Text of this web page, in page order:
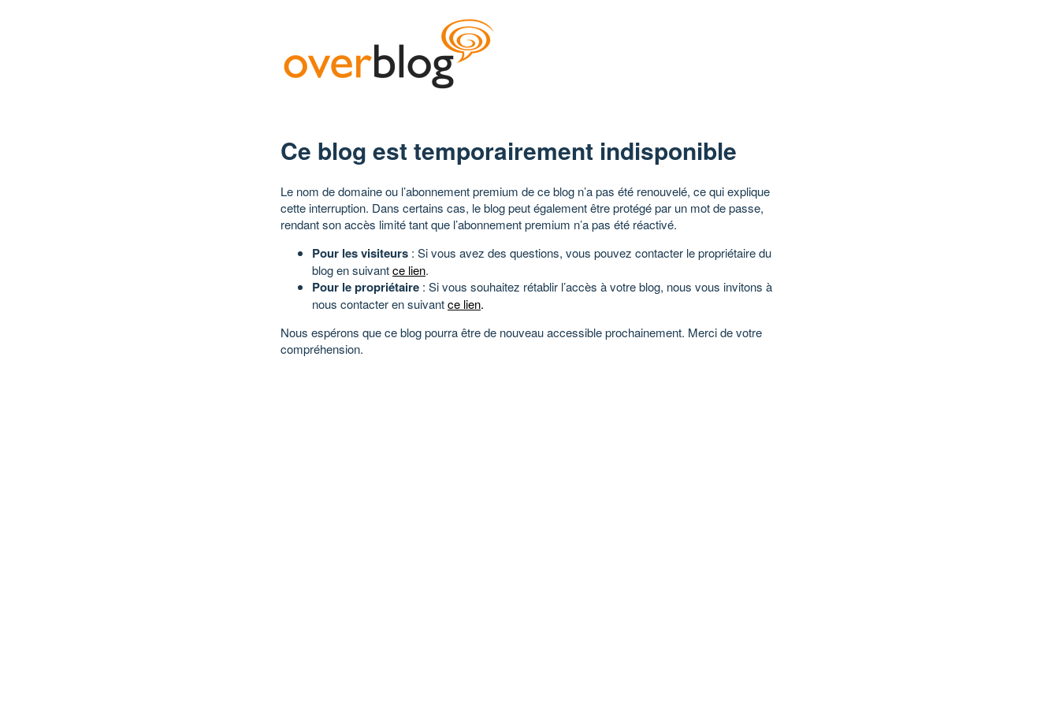
Ce blog est temporairement indisponible
Le nom de domaine ou l’abonnement premium de ce blog n’a pas été renouvelé, ce qui explique
cette interruption. Dans certains cas, le blog peut également être protégé par un mot de passe,
rendant son accès limité tant que l’abonnement premium n’a pas été réactivé.
Pour les visiteurs : Si vous avez des questions, vous pouvez contacter le propriétaire du
blog en suivantce lien.
Pour le propriétaire : Si vous souhaitez rétablir l’accès à votre blog, nous vous invitons à
nous contacter en suivantce lien.
Nous espérons que ce blog pourra être de nouveau accessible prochainement. Merci de votre
compréhension.